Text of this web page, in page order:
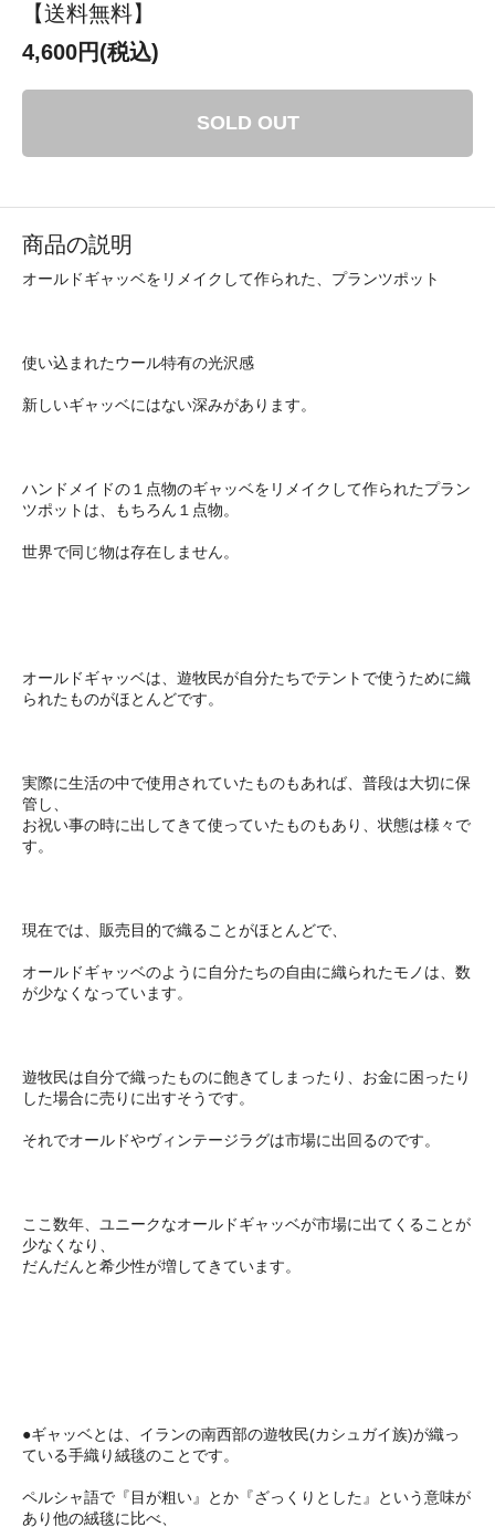
【送料無料】
4,600円(税込)
SOLD OUT
商品の説明
オールドギャッベをリメイクして作られた、プランツポット
使い込まれたウール特有の光沢感
新しいギャッベにはない深みがあります。
ハンドメイドの１点物のギャッベをリメイクして作られたプラン
ツポットは、もちろん１点物。
世界で同じ物は存在しません。
オールドギャッベは、遊牧民が自分たちでテントで使うために織
られたものがほとんどです。
実際に生活の中で使用されていたものもあれば、普段は大切に保
管し、
お祝い事の時に出してきて使っていたものもあり、状態は様々で
す。
現在では、販売目的で織ることがほとんどで、
オールドギャッベのように自分たちの自由に織られたモノは、数
が少なくなっています。
遊牧民は自分で織ったものに飽きてしまったり、お金に困ったり
した場合に売りに出すそうです。
それでオールドやヴィンテージラグは市場に出回るのです。
ここ数年、ユニークなオールドギャッベが市場に出てくることが
少なくなり、
だんだんと希少性が増してきています。
●ギャッベとは、イランの南西部の遊牧民(カシュガイ族)が織っ
ている手織り絨毯のことです。
ペルシャ語で『目が粗い』とか『ざっくりとした』という意味が
あり他の絨毯に比べ、